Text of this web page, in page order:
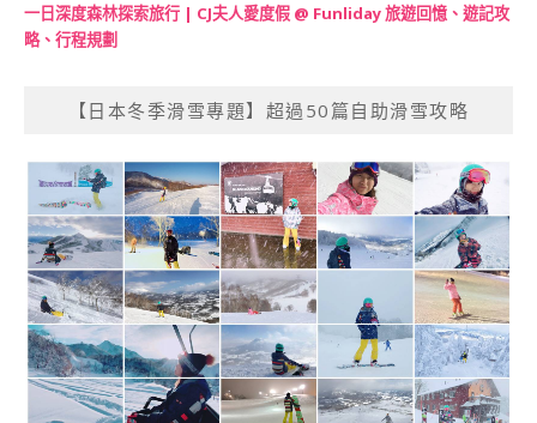
一日深度森林探索旅行 | CJ夫人愛度假 @ Funliday 旅遊回憶、遊記攻
略、行程規劃
【日本冬季滑雪專題】超過50篇自助滑雪攻略